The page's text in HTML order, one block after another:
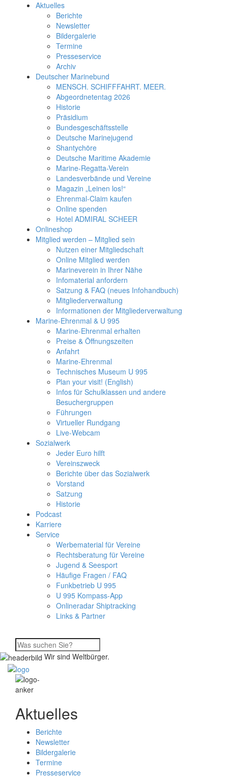
Aktuelles
Berichte
Newsletter
Bildergalerie
Termine
Presseservice
Archiv
Deutscher Marinebund
MENSCH. SCHIFFFAHRT. MEER.
Abgeordnetentag 2026
Historie
Präsidium
Bundesgeschäftsstelle
Deutsche Marinejugend
Shantychöre
Deutsche Maritime Akademie
Marine-Regatta-Verein
Landesverbände und Vereine
Magazin „Leinen los!“
Ehrenmal-Claim kaufen
Online spenden
Hotel ADMIRAL SCHEER
Onlineshop
Mitglied werden – Mitglied sein
Nutzen einer Mitgliedschaft
Online Mitglied werden
Marineverein in Ihrer Nähe
Infomaterial anfordern
Satzung & FAQ (neues Infohandbuch)
Mitgliederverwaltung
Informationen der Mitgliederverwaltung
Marine-Ehrenmal & U 995
Marine-Ehrenmal erhalten
Preise & Öffnungszeiten
Anfahrt
Marine-Ehrenmal
Technisches Museum U 995
Plan your visit! (English)
Infos für Schulklassen und andere
Besuchergruppen
Führungen
Virtueller Rundgang
Live-Webcam
Sozialwerk
Jeder Euro hilft
Vereinszweck
Berichte über das Sozialwerk
Vorstand
Satzung
Historie
Podcast
Karriere
Service
Werbematerial für Vereine
Rechtsberatung für Vereine
Jugend & Seesport
Häufige Fragen / FAQ
Funkbetrieb U 995
U 995 Kompass-App
Onlineradar Shiptracking
Links & Partner
Wir sind Weltbürger.
Aktuelles
Berichte
Newsletter
Bildergalerie
Termine
Presseservice